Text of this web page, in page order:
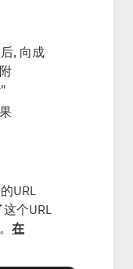
, 向成
URL
个URL
在